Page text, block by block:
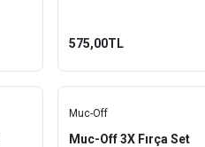
575,00TL
Muc-Off
Muc-Off 3X Fırça Set